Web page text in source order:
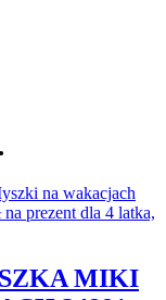
MIKI